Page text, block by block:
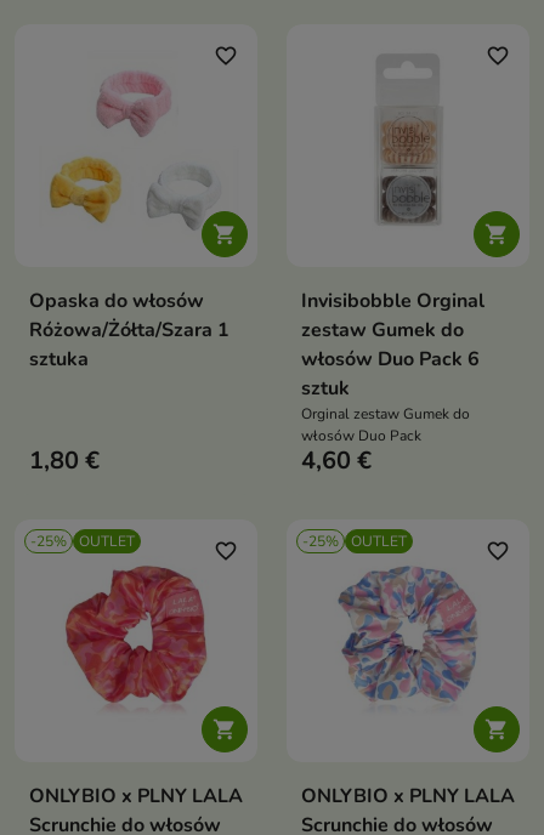

favorite_border
Opaska do włosów
Różowa/Żółta/Szara 1
sztuka
1,80 €

favorite_border
Invisibobble Orginal
zestaw Gumek do
włosów Duo Pack 6
sztuk
Orginal zestaw Gumek do
włosów Duo Pack
4,60 €
-25% OUTLET

favorite_border
ONLYBIO x PLNY LALA
Scrunchie do włosów
-25% OUTLET

favorite_border
ONLYBIO x PLNY LALA
Scrunchie do włosów